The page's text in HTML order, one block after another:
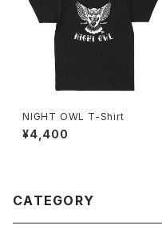
NIGHT OWL T-Shirt
¥4,400
CATEGORY